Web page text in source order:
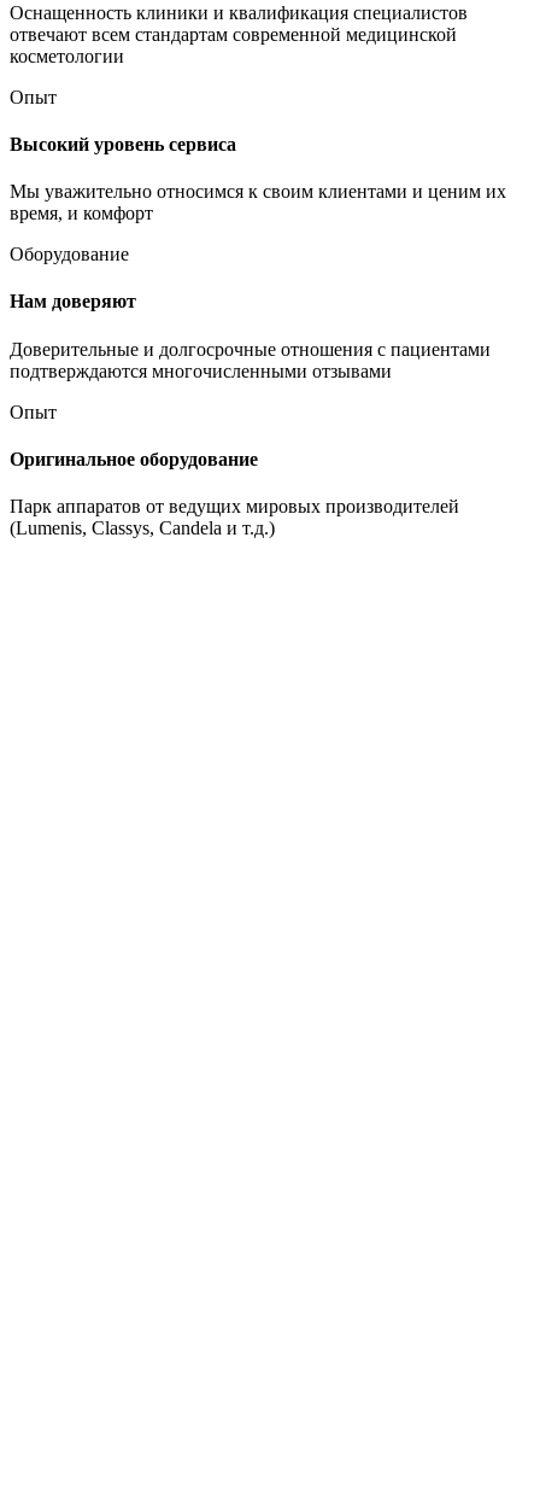
Оснащенность клиники и квалификация специалистов
отвечают всем стандартам современной медицинской
косметологии
Опыт
Высокий уровень сервиса
Мы уважительно относимся к своим клиентами и ценим их
время, и комфорт
Оборудование
Нам доверяют
Доверительные и долгосрочные отношения с пациентами
подтверждаются многочисленными отзывами
Опыт
Оригинальное оборудование
Парк аппаратов от ведущих мировых производителей
(Lumenis, Classys, Candela и т.д.)